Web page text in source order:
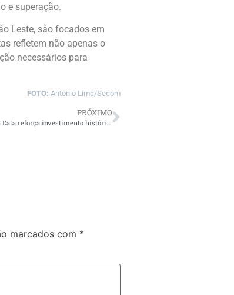
e superação.
Leste, são focados em
refletem não apenas o
necessários para
FOTO: Antonio Lima/Secom
PRÓXIMO
Dia das Polícias Civil e Militar: Data reforça investimento histórico no efetivo e avanços na segurança no Amazonas
marcados com *